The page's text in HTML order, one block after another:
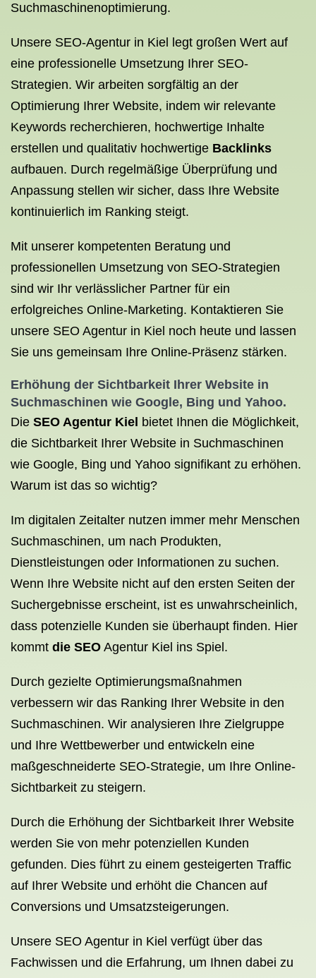
Suchmaschinenoptimierung.
Unsere SEO-Agentur in Kiel legt großen Wert auf
eine professionelle Umsetzung Ihrer SEO-
Strategien. Wir arbeiten sorgfältig an der
Optimierung Ihrer Website, indem wir relevante
Keywords recherchieren, hochwertige Inhalte
erstellen und qualitativ hochwertige Backlinks
aufbauen. Durch regelmäßige Überprüfung und
Anpassung stellen wir sicher, dass Ihre Website
kontinuierlich im Ranking steigt.
Mit unserer kompetenten Beratung und
professionellen Umsetzung von SEO-Strategien
sind wir Ihr verlässlicher Partner für ein
erfolgreiches Online-Marketing. Kontaktieren Sie
unsere SEO Agentur in Kiel noch heute und lassen
Sie uns gemeinsam Ihre Online-Präsenz stärken.
Erhöhung der Sichtbarkeit Ihrer Website in
Suchmaschinen wie Google, Bing und Yahoo.
Die SEO Agentur Kiel bietet Ihnen die Möglichkeit,
die Sichtbarkeit Ihrer Website in Suchmaschinen
wie Google, Bing und Yahoo signifikant zu erhöhen.
Warum ist das so wichtig?
Im digitalen Zeitalter nutzen immer mehr Menschen
Suchmaschinen, um nach Produkten,
Dienstleistungen oder Informationen zu suchen.
Wenn Ihre Website nicht auf den ersten Seiten der
Suchergebnisse erscheint, ist es unwahrscheinlich,
dass potenzielle Kunden sie überhaupt finden. Hier
kommt die SEO Agentur Kiel ins Spiel.
Durch gezielte Optimierungsmaßnahmen
verbessern wir das Ranking Ihrer Website in den
Suchmaschinen. Wir analysieren Ihre Zielgruppe
und Ihre Wettbewerber und entwickeln eine
maßgeschneiderte SEO-Strategie, um Ihre Online-
Sichtbarkeit zu steigern.
Durch die Erhöhung der Sichtbarkeit Ihrer Website
werden Sie von mehr potenziellen Kunden
gefunden. Dies führt zu einem gesteigerten Traffic
auf Ihrer Website und erhöht die Chancen auf
Conversions und Umsatzsteigerungen.
Unsere SEO Agentur in Kiel verfügt über das
Fachwissen und die Erfahrung, um Ihnen dabei zu